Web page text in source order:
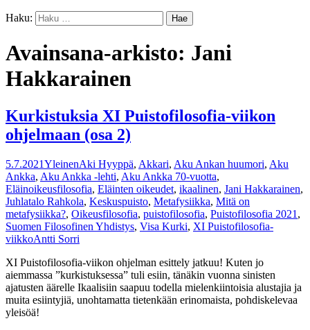
Haku:
Avainsana-arkisto: Jani
Hakkarainen
Kurkistuksia XI Puistofilosofia-viikon
ohjelmaan (osa 2)
5.7.2021YleinenAki Hyyppä, Akkari, Aku Ankan huumori, Aku
Ankka, Aku Ankka -lehti, Aku Ankka 70-vuotta,
Eläinoikeusfilosofia, Eläinten oikeudet, ikaalinen, Jani Hakkarainen,
Juhlatalo Rahkola, Keskuspuisto, Metafysiikka, Mitä on
metafysiikka?, Oikeusfilosofia, puistofilosofia, Puistofilosofia 2021 ,
Suomen Filosofinen Yhdistys, Visa Kurki, XI Puistofilosofia-
viikkoAntti Sorri
XI Puistofilosofia-viikon ohjelman esittely jatkuu! Kuten jo
aiemmassa ”kurkistuksessa” tuli esiin, tänäkin vuonna sinisten
ajatusten äärelle Ikaalisiin saapuu todella mielenkiintoisia alustajia ja
muita esiintyjiä, unohtamatta tietenkään erinomaista, pohdiskelevaa
yleisöä!